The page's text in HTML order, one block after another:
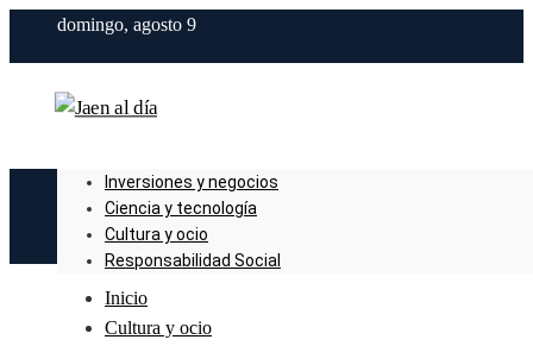
domingo, agosto 9
Inversiones y negocios
Ciencia y tecnología
Cultura y ocio
Responsabilidad Social
Inicio
Cultura y ocio